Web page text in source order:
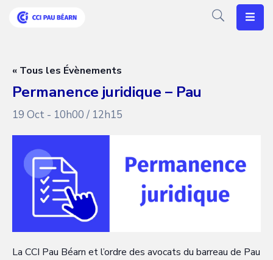
CCI
Vos
Besoins
Articles
Agenda
Solutions
« Tous les Évènements
Permanence juridique – Pau
19 Oct - 10h00/ 12h15
La CCI Pau Béarn et l’ordre des avocats du barreau de Pau